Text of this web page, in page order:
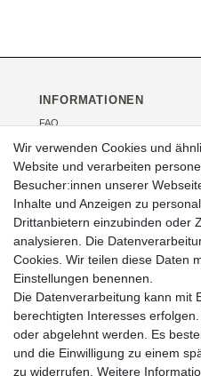
INFORMATIONEN
FAQ
Kontakt
Über uns
Veranstaltungen
RECHTLICHES
AGB
Impressum
Widerrufsrecht
Datenschutz
Wir verwenden Cookies und
Website und verarbeiten
Besucher:innen unserer
Inhalte und Anzeigen zu
Drittanbietern einzubinden oder
analysieren. Die
Cookies. Wir teilen diese Daten
Einstellungen benennen.
Die Datenverarbeitung kann mit
berechtigten Interesses
oder abgelehnt werden. Es
und die Einwilligung zu einem
zu widerrufen. Weitere